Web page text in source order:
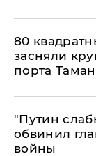
80
засняли
порта
​"Путин
обвинил
войны